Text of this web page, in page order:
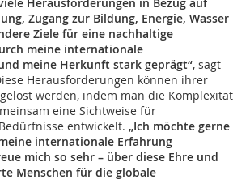
Herausforderungen in Bezug auf
Zugang zur Bildung, Energie, Wasser
Ziele für eine nachhaltige
meine internationale
meine Herkunft stark geprägt“, sagt
Herausforderungen können ihrer
werden, indem man die Komplexität
eine Sichtweise für
entwickelt. „Ich möchte gerne
internationale Erfahrung
mich so sehr – über diese Ehre und
Menschen für die globale